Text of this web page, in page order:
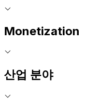
Monetization
산업 분야